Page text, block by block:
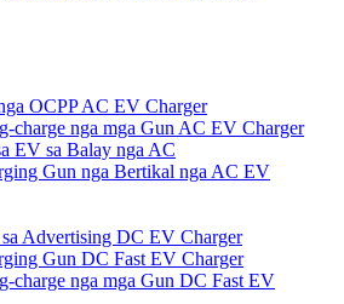
OCPP AC EV Charger
charge nga mga Gun AC EV Charger
EV sa Balay nga AC
Gun nga Bertikal nga AC EV
Advertising DC EV Charger
Gun DC Fast EV Charger
charge nga mga Gun DC Fast EV